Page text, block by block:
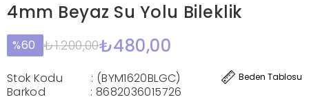
4mm Beyaz Su Yolu Bileklik
60 ₺1.200,00₺480,00
Beden Tablosu
Stok Kodu
(BYM1620BLGC)
Barkod
: 8682036015726